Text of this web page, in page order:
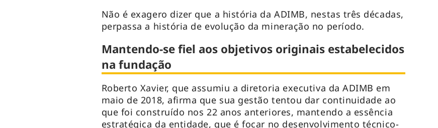
Não é exagero dizer que a história da ADIMB, nestas três décadas,
perpassa a história de evolução da mineração no período.
Mantendo-se fiel aos objetivos originais estabelecidos
na fundação
Roberto Xavier, que assumiu a diretoria executiva da ADIMB em
maio de 2018, afirma que sua gestão tentou dar continuidade ao
que foi construído nos 22 anos anteriores, mantendo a essência
estratégica da entidade, que é focar no desenvolvimento técnico-